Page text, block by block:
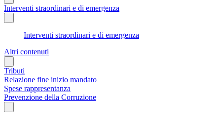
Interventi straordinari e di emergenza
Interventi straordinari e di emergenza
Altri contenuti
Tributi
Relazione fine inizio mandato
Spese rappresentanza
Prevenzione della Corruzione